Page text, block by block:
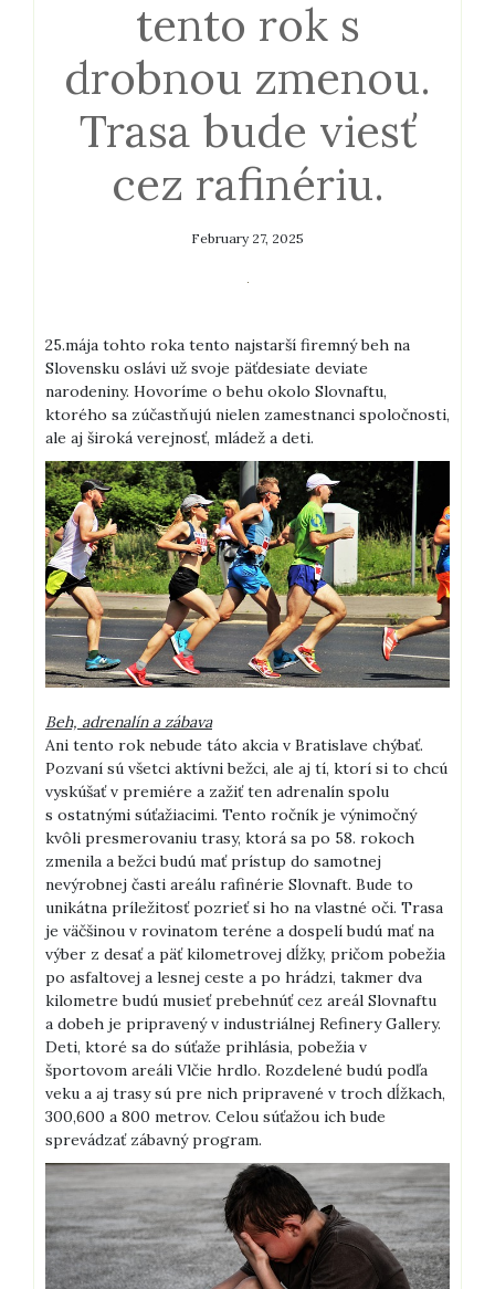
tento rok s
drobnou zmenou.
Trasa bude viesť
cez rafinériu.
February 27, 2025
25.mája tohto roka tento najstarší firemný beh na
Slovensku oslávi už svoje päťdesiate deviate
narodeniny. Hovoríme o behu okolo Slovnaftu,
ktorého sa zúčastňujú nielen zamestnanci spoločnosti,
ale aj široká verejnosť, mládež a deti.
Beh, adrenalín a zábava
Ani tento rok nebude táto akcia v Bratislave chýbať.
Pozvaní sú všetci aktívni bežci, ale aj tí, ktorí si to chcú
vyskúšať v premiére a zažiť ten adrenalín spolu
s ostatnými súťažiacimi. Tento ročník je výnimočný
kvôli presmerovaniu trasy, ktorá sa po 58. rokoch
zmenila a bežci budú mať prístup do samotnej
nevýrobnej časti areálu rafinérie Slovnaft. Bude to
unikátna príležitosť pozrieť si ho na vlastné oči. Trasa
je väčšinou v rovinatom teréne a dospelí budú mať na
výber z desať a päť kilometrovej dĺžky, pričom pobežia
po asfaltovej a lesnej ceste a po hrádzi, takmer dva
kilometre budú musieť prebehnúť cez areál Slovnaftu
a dobeh je pripravený v industriálnej Refinery Gallery.
Deti, ktoré sa do súťaže prihlásia, pobežia v
športovom areáli Vlčie hrdlo. Rozdelené budú podľa
veku a aj trasy sú pre nich pripravené v troch dĺžkach,
300,600 a 800 metrov. Celou súťažou ich bude
sprevádzať zábavný program.